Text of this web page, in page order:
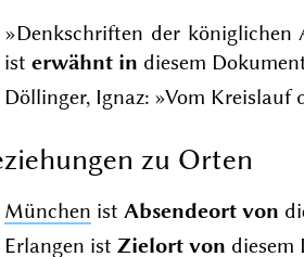
»Denkschriften der königlichen
ist erwähnt in diesem
Döllinger, Ignaz: »Vom Kreislauf
zu Orten
München ist Absendeort von
Erlangen ist Zielort von diesem